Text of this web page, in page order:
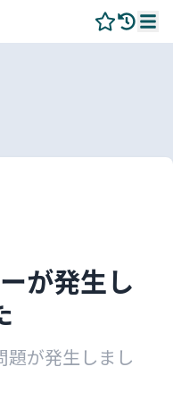
が発生し
題が発生しまし